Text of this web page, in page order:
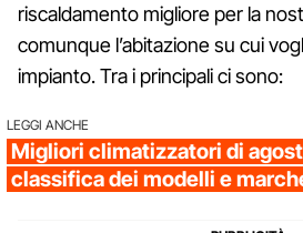
riscaldamento migliore per la
comunque l’abitazione su cui
impianto. Tra i principali ci sono:
LEGGI ANCHE
Migliori climatizzatori di
classifica dei modelli e